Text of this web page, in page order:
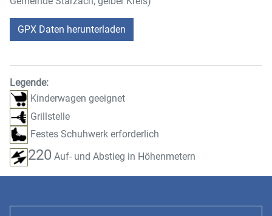
GPX Daten herunterladen
Legende:
Kinderwagen geeignet
Grillstelle
Festes Schuhwerk erforderlich
220 Auf- und Abstieg in Höhenmetern